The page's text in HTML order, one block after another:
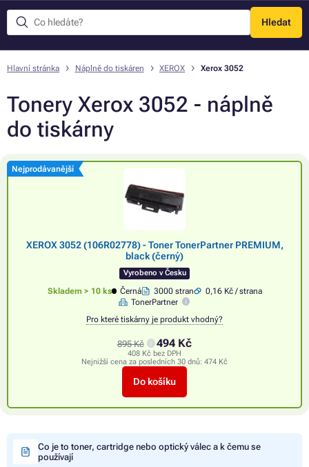
Hledat
Menu
Hlavní stránka Náplně do tiskáren XEROX Xerox 3052
Tonery Xerox 3052 - náplně
do tiskárny
Nejprodávanější
XEROX 3052 (106R02778) - Toner TonerPartner PREMIUM,
black (černý)
Vyrobeno v Česku
Skladem > 10 ks Černá 3000 stran
0,16 Kč / strana
TonerPartner
Pro které tiskárny je produkt vhodný?
895 Kč 494 Kč
408 Kč bez DPH
Nejnižší cena za posledních 30 dnů: 474 Kč
Do košíku
Co je to toner, cartridge nebo optický válec a k čemu se
používají